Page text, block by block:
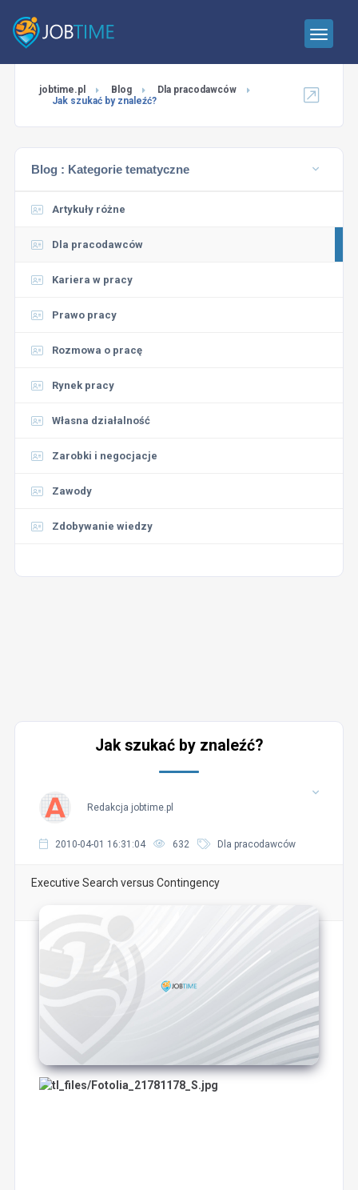
jobtime.pl Blog
Dla pracodawców
Jak szukać by znaleźć?
Blog : Kategorie tematyczne
Artykuły różne
Dla pracodawców
Kariera w pracy
Prawo pracy
Rozmowa o pracę
Rynek pracy
Własna działalność
Zarobki i negocjacje
Zawody
Zdobywanie wiedzy
Jak szukać by znaleźć?
Redakcja jobtime.pl
2010-04-01 16:31:04 632 Dla pracodawców
Executive Search versus Contingency